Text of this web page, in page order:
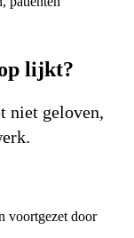
lijkt?
niet geloven,
voortgezet door